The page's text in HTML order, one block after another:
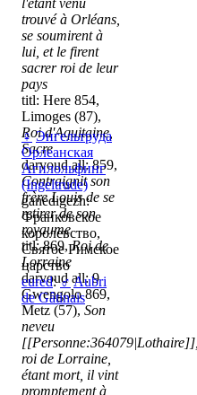
trouvé à Orléans,
se soumirent à
lui, et le firent
sacrer roi de leur
pays
titl: Here 854,
Limoges (87),
Roi d'Aquitaine,
Sacre
darvoud all: 859,
Contraignit son
frère Louis de se
retirer de son
royaume
titl: 869,Roi de
Lorraine
darvoud all: 9
Gwengolo 869,
Metz (57), Son
neveu
[[Personne:364079|Lothaire]],
roi de Lorraine,
étant mort, il vint
promptement à
♀ Энгельтруда
Орлеанская
Агилольфинг
(Ingeltrude)
ganedigezh:
Франковское
королевство,
Святое Римское
царство
eured:♂ Aubri
de Gâtinais